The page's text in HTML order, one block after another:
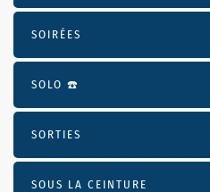
SOIRÉES
SOLO ☎️
SORTIES
SOUS LA CEINTURE